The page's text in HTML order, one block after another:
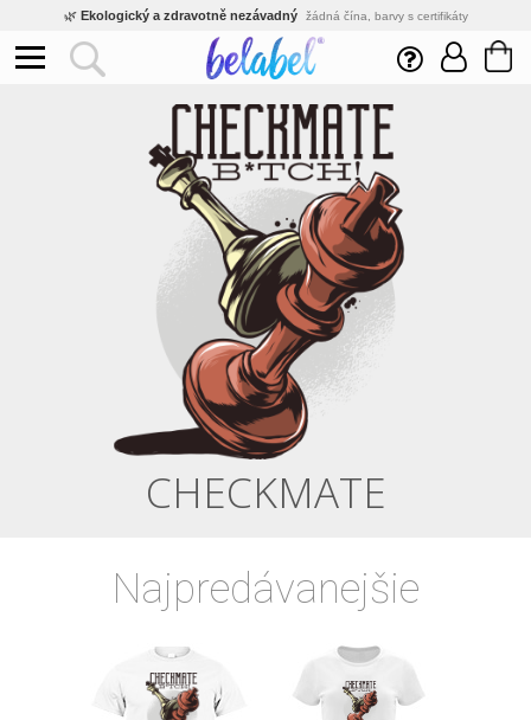
🌿 Ekologický a zdravotně nezávadný žádná čína, barvy s certifikáty
Inovativní výroba vlastní vývoj, nejnovější technologie
Rychlé dodání expedujeme do 24h
Výhodné pro firmy velké množstevní slevy
Eshop s tradicí od roku 2010 tisíce spokojených zákazníků
CHECKMATE
Najpredávanejšie